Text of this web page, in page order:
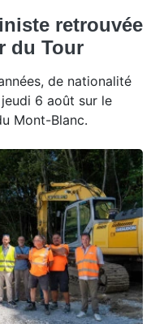
retrouvée
du Tour
de nationalité
6 août sur le
Mont-Blanc.